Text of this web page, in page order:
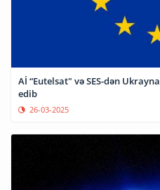
Aİ “Eutelsat" və SES-dən
edib
26-03-2025